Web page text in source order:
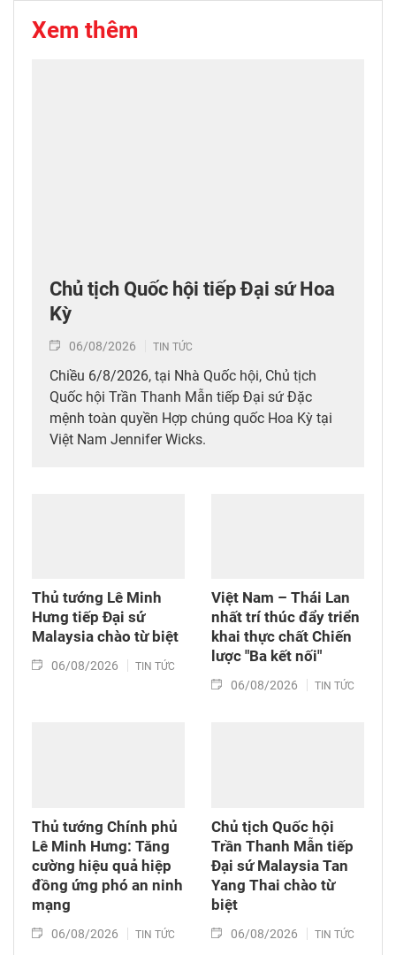
Xem thêm
Chủ tịch Quốc hội tiếp Đại sứ Hoa
Kỳ
06/08/2026 TIN TỨC
Chiều 6/8/2026, tại Nhà Quốc hội, Chủ tịch
Quốc hội Trần Thanh Mẫn tiếp Đại sứ Đặc
mệnh toàn quyền Hợp chúng quốc Hoa Kỳ tại
Việt Nam Jennifer Wicks.
Thủ tướng Lê Minh
Hưng tiếp Đại sứ
Malaysia chào từ biệt
06/08/2026 TIN TỨC
Việt Nam – Thái Lan
nhất trí thúc đẩy triển
khai thực chất Chiến
lược "Ba kết nối"
06/08/2026 TIN TỨC
Thủ tướng Chính phủ
Lê Minh Hưng: Tăng
cường hiệu quả hiệp
đồng ứng phó an ninh
mạng
06/08/2026 TIN TỨC
Chủ tịch Quốc hội
Trần Thanh Mẫn tiếp
Đại sứ Malaysia Tan
Yang Thai chào từ
biệt
06/08/2026 TIN TỨC